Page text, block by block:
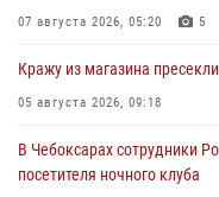
07 августа 2026, 05:20 5
Кражу из магазина
05 августа 2026, 09:18
В Чебоксарах сотрудники
посетителя ночного клуба